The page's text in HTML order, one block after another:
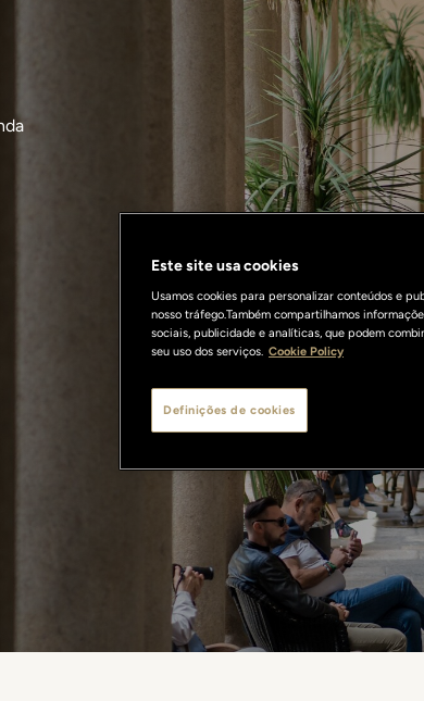
Este site usa cookies
Usamos cookies para personalizar conteúdos e
nosso tráfego.Também compartilhamos
sociais, publicidade e analíticas, que podem
seu uso dos serviços. Cookie Policy
Definições de cookies